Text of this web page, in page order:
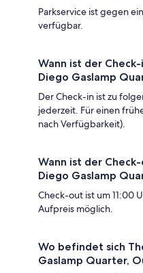
Parkservice ist gegen
verfügbar.
Wann ist der
Diego Gaslamp
Der Check-in ist zu
jederzeit. Für einen
nach Verfügbarkeit).
Wann ist der
Diego Gaslamp
Check-out ist um 11:00
Aufpreis möglich.
Wo befindet sich
Gaslamp Quarter,